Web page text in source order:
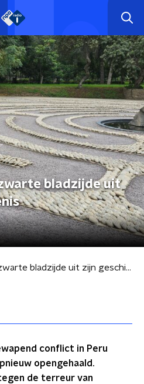
bladzijde uit
Peru scheurt zwarte bladzijde uit zijn geschiedenis
conflict in Peru
opengehaald.
de terreur van